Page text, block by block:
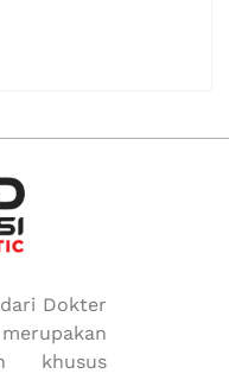
Dokter
khusus